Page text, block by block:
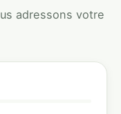
adressons votre